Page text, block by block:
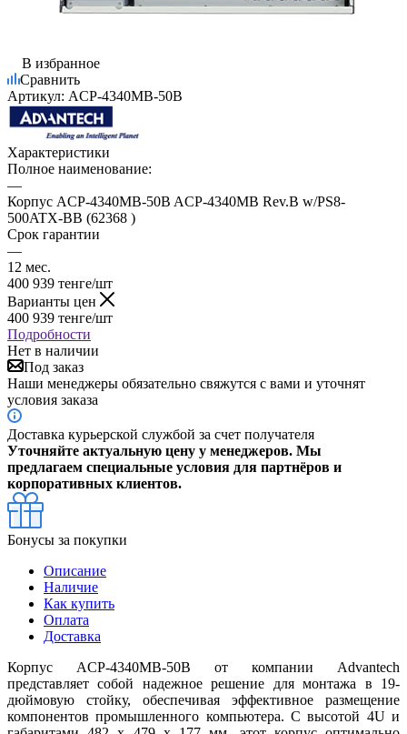
В избранное
Сравнить
Артикул: ACP-4340MB-50B
Характеристики
Полное наименование:
—
Корпус ACP-4340MB-50B ACP-4340MB Rev.B w/PS8-
500ATX-BB (62368 )
Срок гарантии
—
12 мес.
400 939 тенге/шт
Варианты цен
400 939 тенге/шт
Подробности
Нет в наличии
Под заказ
Наши менеджеры обязательно свяжутся с вами и уточнят
условия заказа
Доставка курьерской службой за счет получателя
Уточняйте актуальную цену у менеджеров. Мы
предлагаем специальные условия для партнёров и
корпоративных клиентов.
Бонусы за покупки
Описание
Наличие
Как купить
Оплата
Доставка
Корпус ACP-4340MB-50B от компании Advantech
представляет собой надежное решение для монтажа в 19-
дюймовую стойку, обеспечивая эффективное размещение
компонентов промышленного компьютера. С высотой 4U и